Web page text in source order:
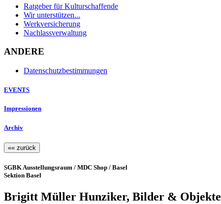
Ratgeber für Kulturschaffende
Wir unterstützen...
Werkversicherung
Nachlassverwaltung
ANDERE
Datenschutzbestimmungen
EVENTS
Impressionen
Archiv
«« zurück
SGBK Ausstellungsraum / MDC Shop / Basel
Sektion Basel
Brigitt Müller Hunziker, Bilder & Objekte